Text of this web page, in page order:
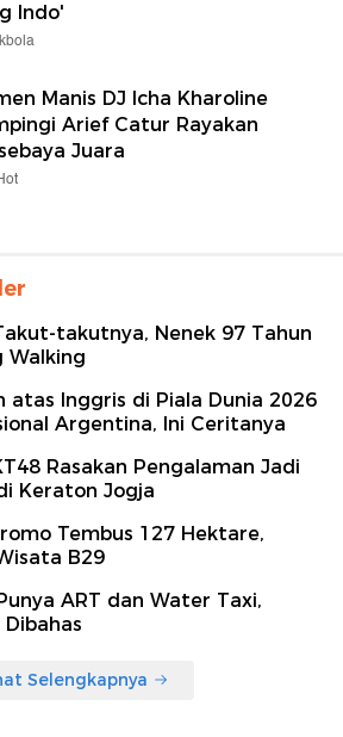
Indo'
Manis DJ Icha Kharoline
Arief Catur Rayakan
Juara
takutnya, Nenek 97 Tahun
Walking
atas Inggris di Piala Dunia 2026
Argentina, Ini Ceritanya
Rasakan Pengalaman Jadi
Keraton Jogja
Tembus 127 Hektare,
B29
ART dan Water Taxi,
Selengkapnya